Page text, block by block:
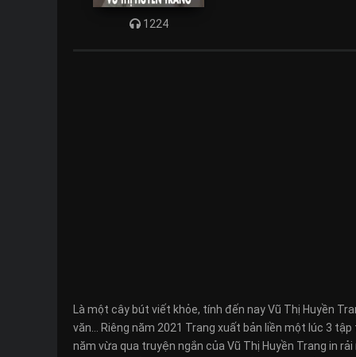
1224
Là một cây bút viết khỏe, tính đến nay Vũ Thị Huyền
văn… Riêng năm 2021 Trang xuất bản liền một lúc 3 tập
năm vừa qua truyện ngắn của Vũ Thị Huyền Trang in